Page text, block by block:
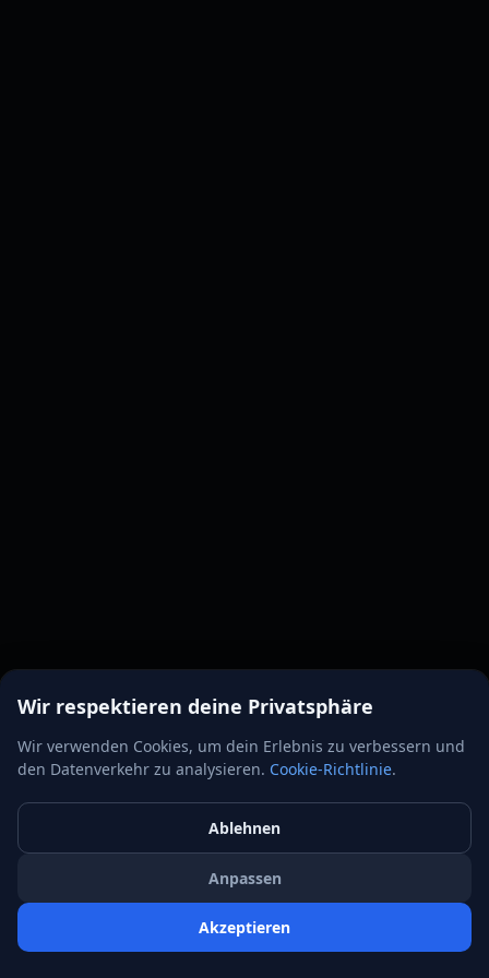
Wir respektieren deine Privatsphäre
Wir verwenden Cookies, um dein Erlebnis zu verbessern und
den Datenverkehr zu analysieren. Cookie-Richtlinie.
Ablehnen
Anpassen
Akzeptieren